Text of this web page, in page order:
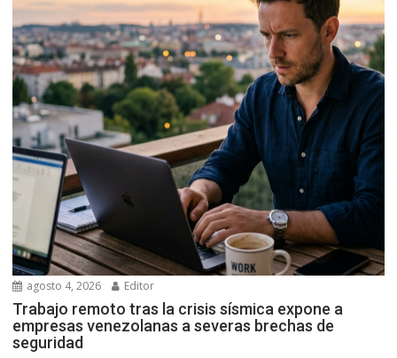
agosto 4, 2026 Editor
Trabajo remoto tras la crisis sísmica expone a
empresas venezolanas a severas brechas de
seguridad